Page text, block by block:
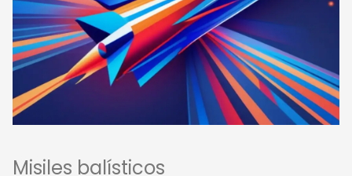
Misiles balísticos